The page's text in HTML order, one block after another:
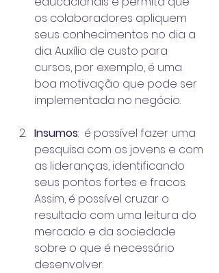
os colaboradores apliquem
seus conhecimentos no dia a
dia. Auxílio de custo para
cursos, por exemplo, é uma
boa motivação que pode ser
implementada no negócio.
Insumos:  é possível fazer uma
pesquisa com os jovens e com
as lideranças, identificando
seus pontos fortes e fracos.
Assim, é possível cruzar o
resultado com uma leitura do
mercado e da sociedade
sobre o que é necessário
desenvolver.